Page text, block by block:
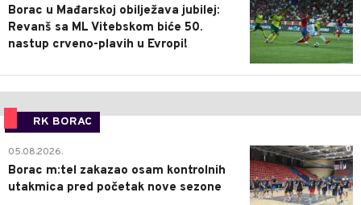
Borac u Mađarskoj obilježava jubilej:
Revanš sa ML Vitebskom biće 50.
nastup crveno-plavih u Evropi!
RK BORAC
0
05.08.2026.
Borac m:tel zakazao osam kontrolnih
utakmica pred početak nove sezone